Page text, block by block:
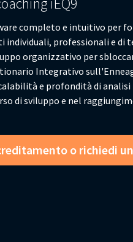
completo e intuitivo per
professionali e di
organizzativo per
Integrativo
e profondità di
di sviluppo e nel
o richiedi